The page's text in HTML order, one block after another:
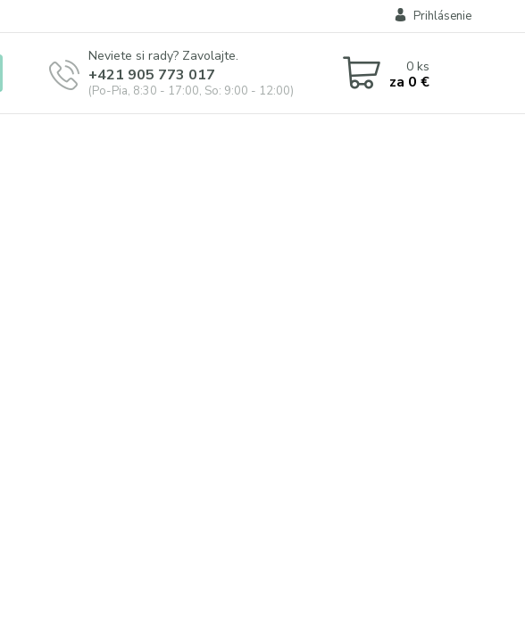
Prihlásenie
Neviete si rady? Zavolajte.
+421 905 773 017
(Po-Pia, 8:30 - 17:00, So: 9:00 - 12:00)
0ks
za 0 €